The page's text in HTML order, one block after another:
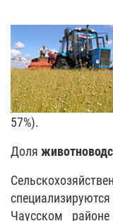
57%).
Доля
Чаусском